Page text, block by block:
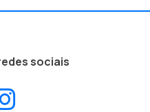
sociais